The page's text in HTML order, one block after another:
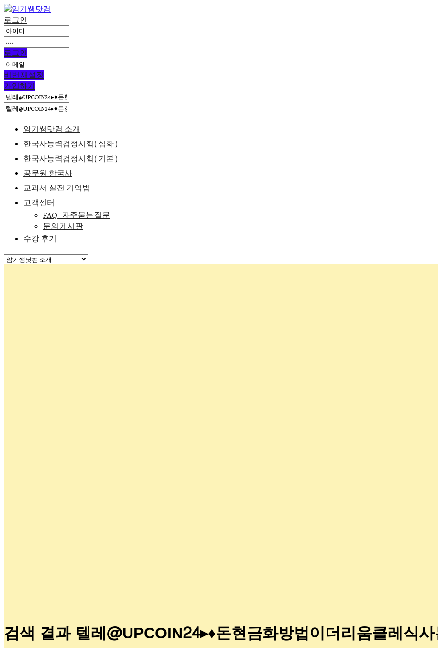
로그인
로그인
비번 재설정
가입하기
암기쌤닷컴 소개
한국사능력검정시험(심화)
한국사능력검정시험(기본)
공무원 한국사
교과서 실전 기억법
고객센터
FAQ – 자주묻는 질문
문의 게시판
수강 후기
검색 결과 텔레@UPCOIN24▸♦돈현금화방법이더리움클레식